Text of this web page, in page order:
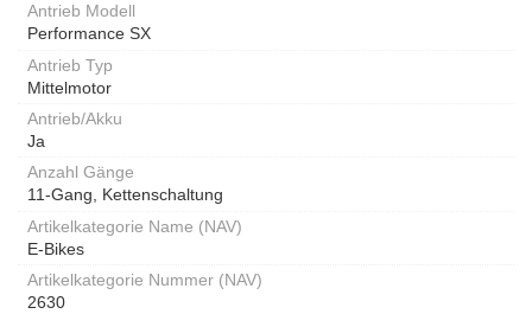
Antrieb Modell
Performance SX
Antrieb Typ
Mittelmotor
Antrieb/Akku
Ja
Anzahl Gänge
11-Gang, Kettenschaltung
Artikelkategorie Name (NAV)
E-Bikes
Artikelkategorie Nummer (NAV)
2630